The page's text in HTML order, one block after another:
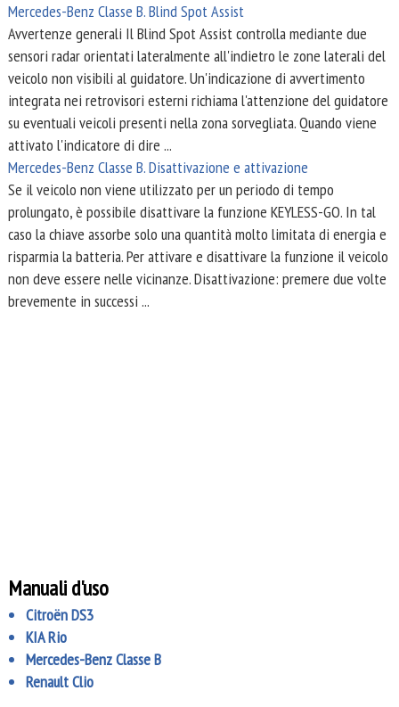
Mercedes-Benz Classe B. Blind Spot Assist
Avvertenze generali Il Blind Spot Assist controlla mediante due
sensori radar orientati lateralmente all'indietro le zone laterali del
veicolo non visibili al guidatore. Un'indicazione di avvertimento
integrata nei retrovisori esterni richiama l'attenzione del guidatore
su eventuali veicoli presenti nella zona sorvegliata. Quando viene
attivato l'indicatore di dire ...
Mercedes-Benz Classe B. Disattivazione e attivazione
Se il veicolo non viene utilizzato per un periodo di tempo
prolungato, è possibile disattivare la funzione KEYLESS-GO. In tal
caso la chiave assorbe solo una quantità molto limitata di energia e
risparmia la batteria. Per attivare e disattivare la funzione il veicolo
non deve essere nelle vicinanze. Disattivazione: premere due volte
brevemente in successi ...
Manuali d'uso
Citroën DS3
KIA Rio
Mercedes-Benz Classe B
Renault Clio